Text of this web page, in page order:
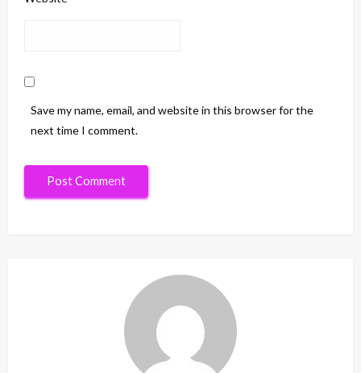
Save my name, email, and website in this browser for the
next time I comment.